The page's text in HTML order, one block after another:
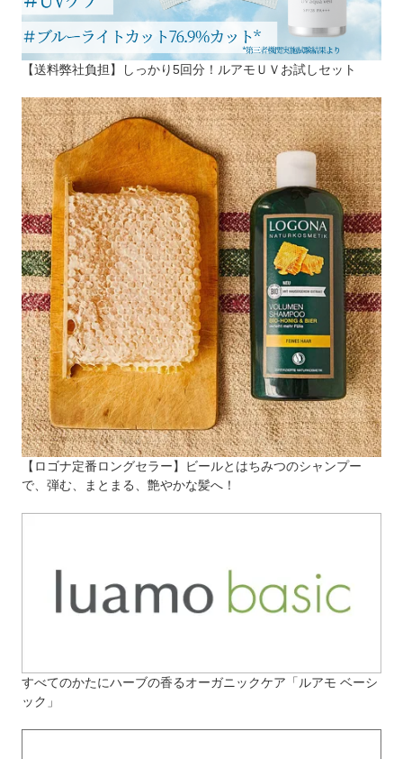
【送料弊社負担】しっかり5回分！ルアモＵＶお試しセット
【ロゴナ定番ロングセラー】ビールとはちみつのシャンプー
で、弾む、まとまる、艶やかな髪へ！
すべてのかたにハーブの香るオーガニックケア「ルアモ ベーシ
ック」